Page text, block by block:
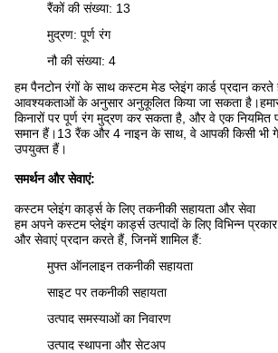
रैंकों की संख्या: 13
मुद्रण: पूर्ण रंग
नौ की संख्या: 4
हम पैनटोन रंगों के साथ कस्टम मेड प्लेइंग कार्ड प्रदान
आवश्यकताओं के अनुसार अनुकूलित किया जा सकता है।हमारा
किनारों पर पूर्ण रंग मुद्रण कर सकता है, और वे एक
समान हैं।13 रैंक और 4 नाइन के साथ, वे आपकी किसी भी
उपयुक्त हैं।
समर्थन और सेवाएं:
कस्टम प्लेइंग कार्ड्स के लिए तकनीकी सहायता और सेवा
हम अपने कस्टम प्लेइंग कार्ड्स उत्पादों के लिए विभिन्न
और सेवाएं प्रदान करते हैं, जिनमें शामिल हैं:
मुफ्त ऑनलाइन तकनीकी सहायता
साइट पर तकनीकी सहायता
उत्पाद समस्याओं का निवारण
उत्पाद स्थापना और सेटअप